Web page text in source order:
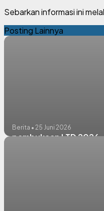
Sebarkan informasi ini
Posting Lainnya
Berita • 25 Juni 2026
pembukaan LTD 2026